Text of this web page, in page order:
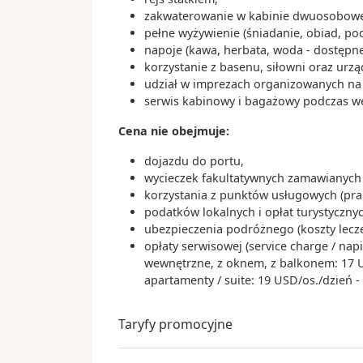
Korea Południowa
Dzień 16.śr.31.03.2027
Nagasaki
Japonia
Dzień 17.czw.01.04.2027
Kagoshima
Dzień 18. pt.02.04.2027
Beppu
Japonia
Dzień 19.sob.03.04.2027
Matsuyama
Japonia
Dzień 20.niedz.
KOCHI
zakwaterowanie w kabinie
pełne wyżywienie (śniadanie, obiad,
napoje (kawa, herbata, woda -
korzystanie z basenu, siłowni oraz
udział w imprezach organizowanych
serwis kabinowy i bagażowy podczas
Cena nie obejmuje:
dojazdu do portu,
wycieczek fakultatywnych
korzystania z punktów usługowych
podatków lokalnych i opłat
ubezpieczenia podróżnego (koszty
opłaty serwisowej (service charge /
wewnętrzne, z oknem, z balkonem: 17
apartamenty / suite: 19 USD/os./dzień
Taryfy promocyjne